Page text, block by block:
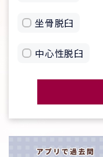
坐骨脱臼
中心性脱臼